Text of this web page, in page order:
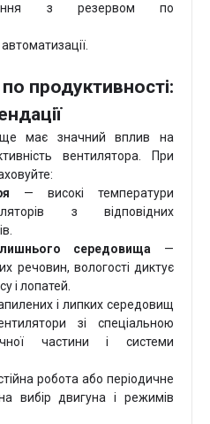
з резервом по
по продуктивності:
має значний вплив на
вентилятора. При
— високі температури
з відповідних
середовища —
речовин, вологості диктує
і лопатей.
і липких середовищ
зі спеціальною
частини і системи
робота або періодичне
вибір двигуна і режимів